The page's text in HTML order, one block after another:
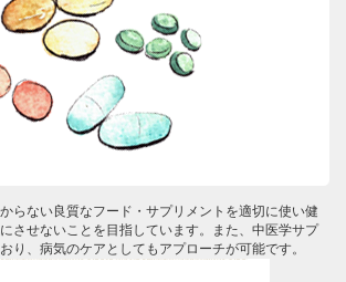
らない良質なフード・サプリメントを適切に使い健
させないことを目指しています。また、中医学サプ
り、病気のケアとしてもアプローチが可能です。